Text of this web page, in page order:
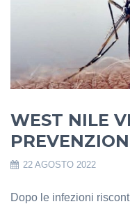
WEST NILE
22 AGOSTO 2022
Dopo le infezioni